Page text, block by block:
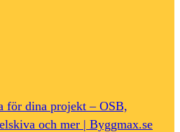
för dina projekt – OSB,
och mer | Byggmax.se